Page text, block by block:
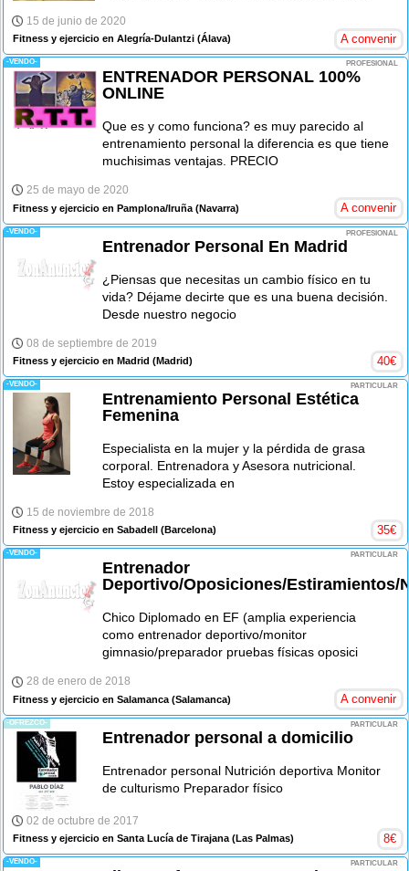
15 de junio de 2020
Fitness y ejercicio en Alegría-Dulantzi (Álava) A convenir
-VENDO- PROFESIONAL
ENTRENADOR PERSONAL 100%
ONLINE
Que es y como funciona? es muy parecido al
entrenamiento personal la diferencia es que tiene
muchisimas ventajas. PRECIO
25 de mayo de 2020
Fitness y ejercicio en Pamplona/Iruña (Navarra) A convenir
-VENDO- PROFESIONAL
Entrenador Personal En Madrid
¿Piensas que necesitas un cambio físico en tu
vida? Déjame decirte que es una buena decisión.
Desde nuestro negocio
08 de septiembre de 2019
Fitness y ejercicio en Madrid (Madrid) 40€
-VENDO- PARTICULAR
Entrenamiento Personal Estética
Femenina
Especialista en la mujer y la pérdida de grasa
corporal. Entrenadora y Asesora nutricional.
Estoy especializada en
15 de noviembre de 2018
Fitness y ejercicio en Sabadell (Barcelona) 35€
-VENDO- PARTICULAR
Entrenador
Deportivo/Oposiciones/Estiramientos/
Chico Diplomado en EF (amplia experiencia
como entrenador deportivo/monitor
gimnasio/preparador pruebas físicas oposici
28 de enero de 2018
Fitness y ejercicio en Salamanca (Salamanca) A convenir
-OFREZCO- PARTICULAR
Entrenador personal a domicilio
Entrenador personal Nutrición deportiva Monitor
de culturismo Preparador físico
02 de octubre de 2017
Fitness y ejercicio en Santa Lucía de Tirajana (Las Palmas) 8€
-VENDO- PARTICULAR